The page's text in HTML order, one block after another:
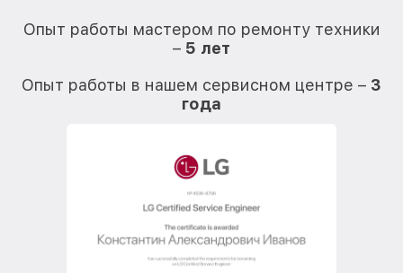
Опыт работы мастером по ремонту техники
– 5 лет
Опыт работы в нашем сервисном центре – 3
года